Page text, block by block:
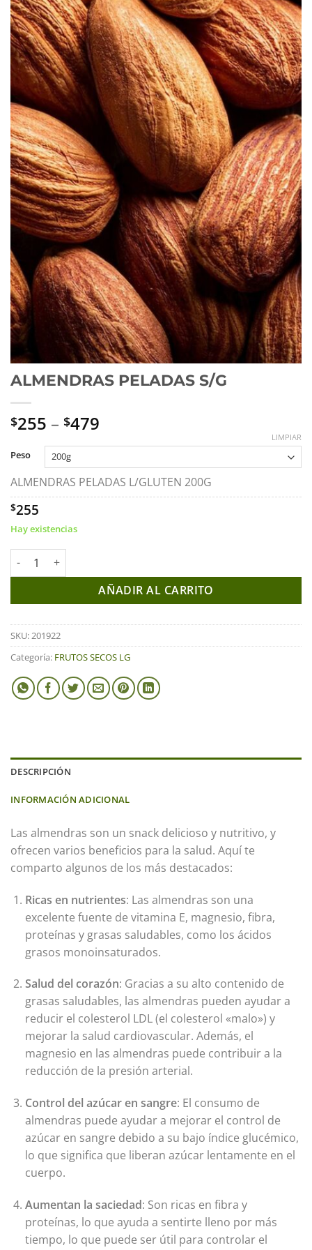
ALMENDRAS PELADAS S/G
$255 – $479
Peso
LIMPIAR
ALMENDRAS PELADAS L/GLUTEN 200G
$255
Hay existencias
ALMENDRAS PELADAS S/G cantidad
AÑADIR AL CARRITO
SKU:201922
Categoría: FRUTOS SECOS LG
DESCRIPCIÓN
INFORMACIÓN ADICIONAL
Las almendras son un snack delicioso y nutritivo, y
ofrecen varios beneficios para la salud. Aquí te
comparto algunos de los más destacados:
Ricas en nutrientes: Las almendras son una
excelente fuente de vitamina E, magnesio, fibra,
proteínas y grasas saludables, como los ácidos
grasos monoinsaturados.
Salud del corazón: Gracias a su alto contenido de
grasas saludables, las almendras pueden ayudar a
reducir el colesterol LDL (el colesterol «malo») y
mejorar la salud cardiovascular. Además, el
magnesio en las almendras puede contribuir a la
reducción de la presión arterial.
Control del azúcar en sangre: El consumo de
almendras puede ayudar a mejorar el control de
azúcar en sangre debido a su bajo índice glucémico,
lo que significa que liberan azúcar lentamente en el
cuerpo.
Aumentan la saciedad: Son ricas en fibra y
proteínas, lo que ayuda a sentirte lleno por más
tiempo, lo que puede ser útil para controlar el